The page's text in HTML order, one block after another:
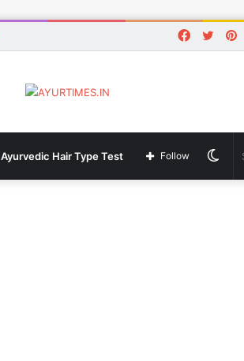
Facebook
Ayurvedic Hair Type Test Follow